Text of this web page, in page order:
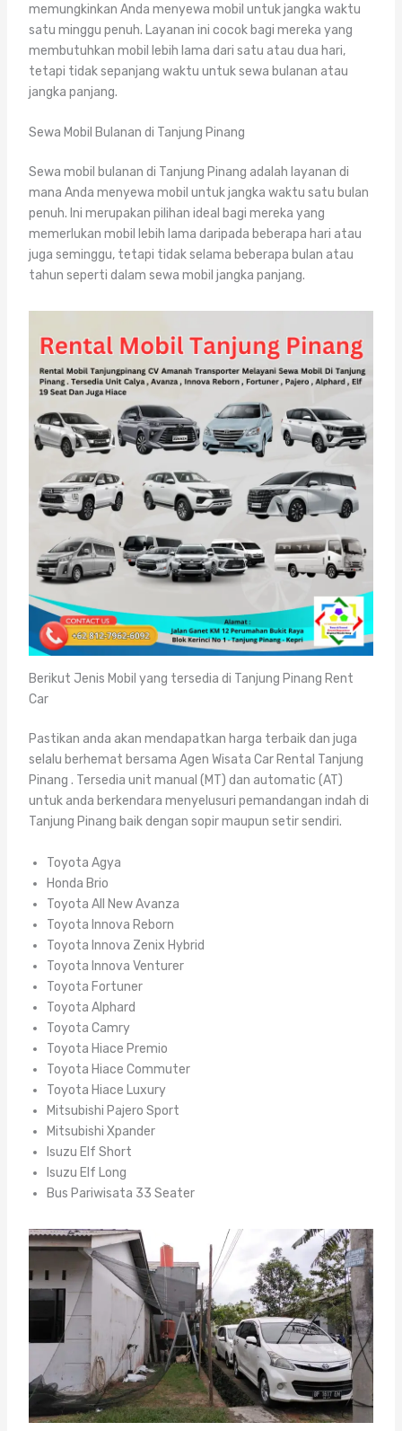
memungkinkan Anda menyewa mobil untuk jangka waktu
satu minggu penuh. Layanan ini cocok bagi mereka yang
membutuhkan mobil lebih lama dari satu atau dua hari,
tetapi tidak sepanjang waktu untuk sewa bulanan atau
jangka panjang.
Sewa Mobil Bulanan di Tanjung Pinang
Sewa mobil bulanan di Tanjung Pinang adalah layanan di
mana Anda menyewa mobil untuk jangka waktu satu bulan
penuh. Ini merupakan pilihan ideal bagi mereka yang
memerlukan mobil lebih lama daripada beberapa hari atau
juga seminggu, tetapi tidak selama beberapa bulan atau
tahun seperti dalam sewa mobil jangka panjang.
Berikut Jenis Mobil yang tersedia di Tanjung Pinang Rent
Car
Pastikan anda akan mendapatkan harga terbaik dan juga
selalu berhemat bersama Agen Wisata Car Rental Tanjung
Pinang . Tersedia unit manual (MT) dan automatic (AT)
untuk anda berkendara menyelusuri pemandangan indah di
Tanjung Pinang baik dengan sopir maupun setir sendiri.
Toyota Agya
Honda Brio
Toyota All New Avanza
Toyota Innova Reborn
Toyota Innova Zenix Hybrid
Toyota Innova Venturer
Toyota Fortuner
Toyota Alphard
Toyota Camry
Toyota Hiace Premio
Toyota Hiace Commuter
Toyota Hiace Luxury
Mitsubishi Pajero Sport
Mitsubishi Xpander
Isuzu Elf Short
Isuzu Elf Long
Bus Pariwisata 33 Seater